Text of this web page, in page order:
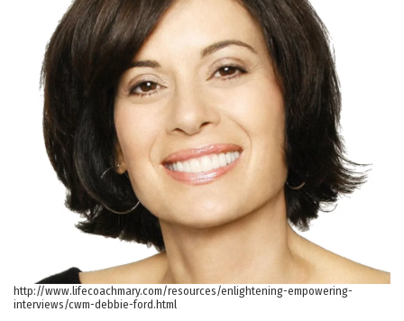
http://www.lifecoachmary.com/resources/enlightening-empowering-
interviews/cwm-debbie-ford.html